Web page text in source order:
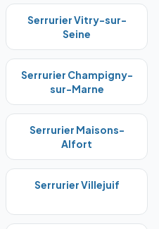
SerrurierVitry-sur-
Seine
Serrurier Champigny-
sur-Marne
Serrurier Maisons-
Alfort
SerrurierVillejuif